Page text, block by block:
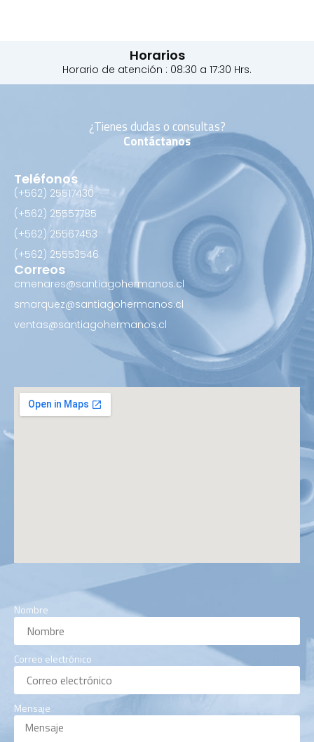
Horarios
Horario de atención : 08:30 a 17:30 Hrs.
¿Tienes dudas o consultas?
Contáctanos
Teléfonos
(+562) 25517430‬
(+562) 25557785
(+562) 25567453‬
(+562) ‪25553546
Correos
cmenares@santiagohermanos.cl
smarquez@santiagohermanos.cl
ventas@santiagohermanos.cl
Nombre
Correo electrónico
Mensaje